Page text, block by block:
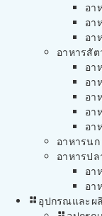
อา
อา
อา
อาหารสั
อา
อา
อา
อา
อา
อาหารนก
อาหารปล
อา
อา
อุปกรณและผ